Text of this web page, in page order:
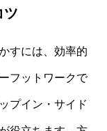
ツ
すには、効率的
フットワークで
プイン・サイド